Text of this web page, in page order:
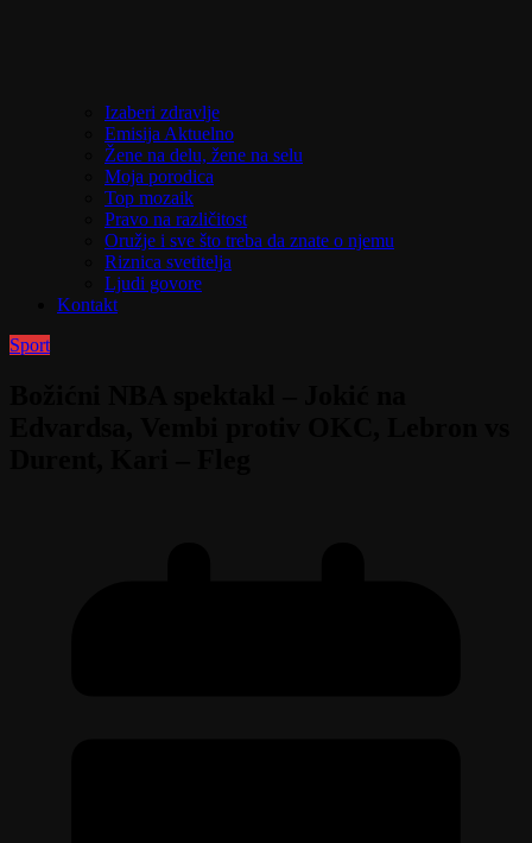
Izaberi zdravlje
Emisija Aktuelno
Žene na delu, žene na selu
Moja porodica
Top mozaik
Pravo na različitost
Oružje i sve što treba da znate o njemu
Riznica svetitelja
Ljudi govore
Kontakt
Sport